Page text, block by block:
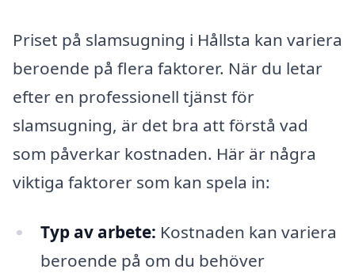
Priset på slamsugning i Hållsta kan variera
beroende på flera faktorer. När du letar
efter en professionell tjänst för
slamsugning, är det bra att förstå vad
som påverkar kostnaden. Här är några
viktiga faktorer som kan spela in:
Typ av arbete: Kostnaden kan variera
beroende på om du behöver